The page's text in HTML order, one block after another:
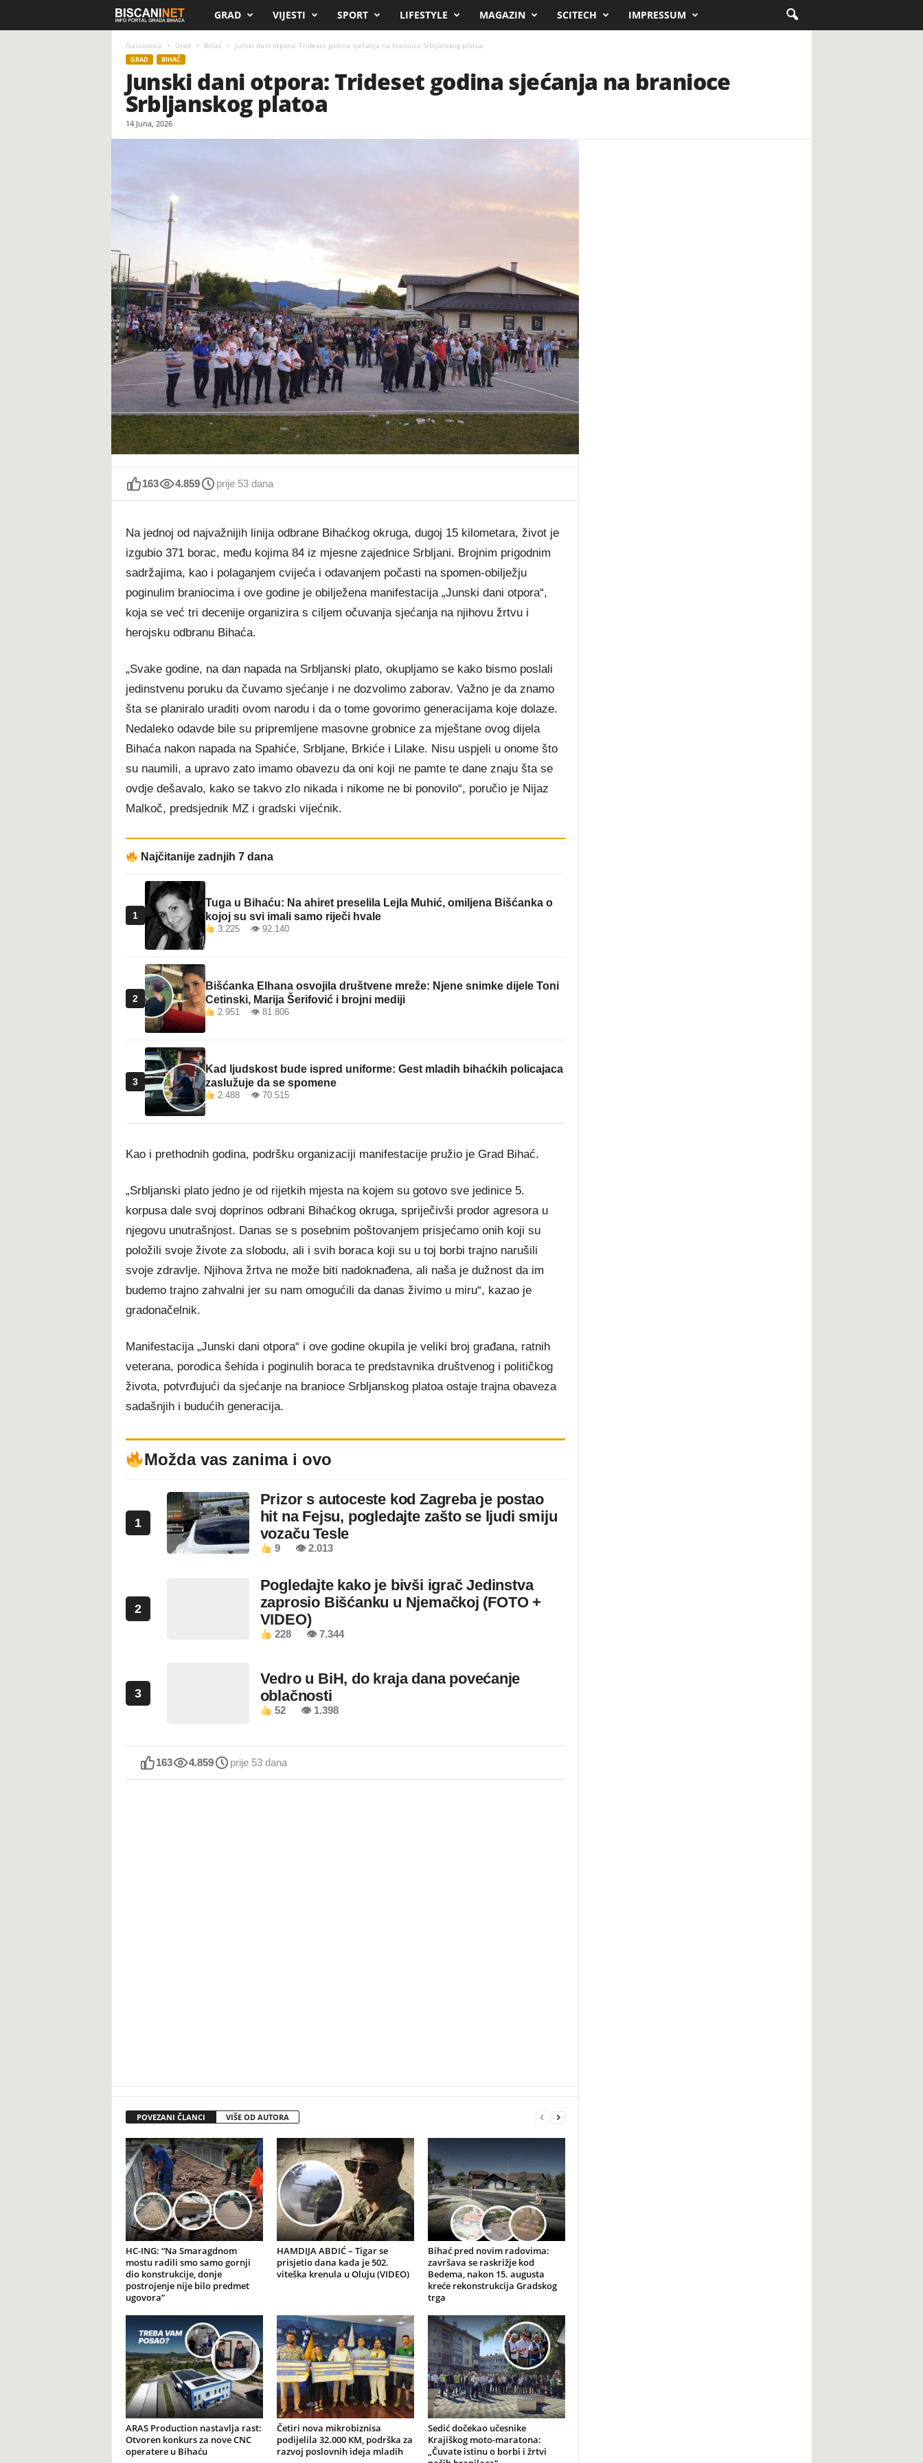
i
s
c
e
t
GRAD VIJESTI SPORT LIFESTYLE MAGAZIN SCITECH IMPRESSUM
Naslovnica Grad Bihać Junski dani otpora: Trideset godina sjećanja na branioce Srbljanskog platoa
GRAD BIHAĆ
Junski dani otpora: Trideset godina sjećanja na branioce
Srbljanskog platoa
14 Juna, 2026
163 4.859 prije 53 dana
Na jednoj od najvažnijih linija odbrane Bihaćkog okruga, dugoj 15 kilometara, život je
izgubio 371 borac, među kojima 84 iz mjesne zajednice Srbljani. Brojnim prigodnim
sadržajima, kao i polaganjem cvijeća i odavanjem počasti na spomen-obilježju
poginulim braniocima i ove godine je obilježena manifestacija „Junski dani otpora“,
koja se već tri decenije organizira s ciljem očuvanja sjećanja na njihovu žrtvu i
herojsku odbranu Bihaća.
„Svake godine, na dan napada na Srbljanski plato, okupljamo se kako bismo poslali
jedinstvenu poruku da čuvamo sjećanje i ne dozvolimo zaborav. Važno je da znamo
šta se planiralo uraditi ovom narodu i da o tome govorimo generacijama koje dolaze.
Nedaleko odavde bile su pripremljene masovne grobnice za mještane ovog dijela
Bihaća nakon napada na Spahiće, Srbljane, Brkiće i Lilake. Nisu uspjeli u onome što
su naumili, a upravo zato imamo obavezu da oni koji ne pamte te dane znaju šta se
ovdje dešavalo, kako se takvo zlo nikada i nikome ne bi ponovilo“, poručio je Nijaz
Malkoč, predsjednik MZ i gradski vijećnik.
Najčitanije zadnjih 7 dana
1
Tuga u Bihaću: Na ahiret preselila Lejla Muhić, omiljena Bišćanka o
kojoj su svi imali samo riječi hvale
3.225 👁 92.140
2
Bišćanka Elhana osvojila društvene mreže: Njene snimke dijele Toni
Cetinski, Marija Šerifović i brojni mediji
2.951 👁 81.806
3
Kad ljudskost bude ispred uniforme: Gest mladih bihaćkih policajaca
zaslužuje da se spomene
2.488 👁 70.515
Kao i prethodnih godina, podršku organizaciji manifestacije pružio je Grad Bihać.
„Srbljanski plato jedno je od rijetkih mjesta na kojem su gotovo sve jedinice 5.
korpusa dale svoj doprinos odbrani Bihaćkog okruga, spriječivši prodor agresora u
njegovu unutrašnjost. Danas se s posebnim poštovanjem prisjećamo onih koji su
položili svoje živote za slobodu, ali i svih boraca koji su u toj borbi trajno narušili
svoje zdravlje. Njihova žrtva ne može biti nadoknađena, ali naša je dužnost da im
budemo trajno zahvalni jer su nam omogućili da danas živimo u miru“, kazao je
gradonačelnik.
Manifestacija „Junski dani otpora“ i ove godine okupila je veliki broj građana, ratnih
veterana, porodica šehida i poginulih boraca te predstavnika društvenog i političkog
života, potvrđujući da sjećanje na branioce Srbljanskog platoa ostaje trajna obaveza
sadašnjih i budućih generacija.
Možda vas zanima i ovo
1
Prizor s autoceste kod Zagreba je postao
hit na Fejsu, pogledajte zašto se ljudi smiju
vozaču Tesle
9 👁 2.013
2
Pogledajte kako je bivši igrač Jedinstva
zaprosio Bišćanku u Njemačkoj (FOTO +
VIDEO)
228 👁 7.344
3
Vedro u BiH, do kraja dana povećanje
oblačnosti
52 👁 1.398
163 4.859 prije 53 dana
POVEZANI ČLANCI VIŠE OD AUTORA
HC-ING: “Na Smaragdnom
mostu radili smo samo gornji
dio konstrukcije, donje
postrojenje nije bilo predmet
ugovora”
HAMDIJA ABDIĆ – Tigar se
prisjetio dana kada je 502.
viteška krenula u Oluju (VIDEO)
Bihać pred novim radovima:
završava se raskrižje kod
Bedema, nakon 15. augusta
kreće rekonstrukcija Gradskog
trga
ARAS Production nastavlja rast:
Otvoren konkurs za nove CNC
operatere u Bihaću
Četiri nova mikrobiznisa
podijelila 32.000 KM, podrška za
razvoj poslovnih ideja mladih
Sedić dočekao učesnike
Krajiškog moto-maratona:
„Čuvate istinu o borbi i žrtvi